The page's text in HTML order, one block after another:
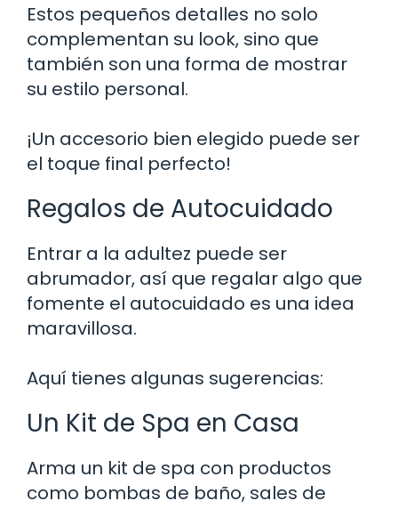
Estos pequeños detalles no solo
complementan su look, sino que
también son una forma de mostrar
su estilo personal.
¡Un accesorio bien elegido puede ser
el toque final perfecto!
Regalos de Autocuidado
Entrar a la adultez puede ser
abrumador, así que regalar algo que
fomente el autocuidado es una idea
maravillosa.
Aquí tienes algunas sugerencias:
Un Kit de Spa en Casa
Arma un kit de spa con productos
como bombas de baño, sales de